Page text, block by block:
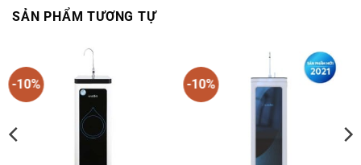
SẢN PHẨM TƯƠNG TỰ
-10% -10%